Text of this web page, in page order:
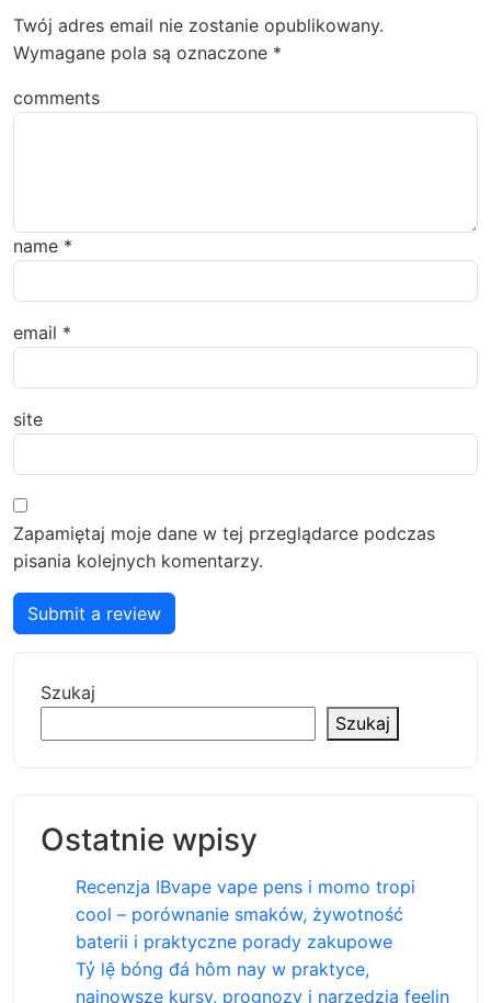
Twój adres email nie zostanie opublikowany.
Wymagane pola są oznaczone *
comments
name *
email *
site
Zapamiętaj moje dane w tej przeglądarce podczas
pisania kolejnych komentarzy.
Submit a review
Szukaj
Szukaj
Ostatnie wpisy
Recenzja IBvape vape pens i momo tropi
cool – porównanie smaków, żywotność
baterii i praktyczne porady zakupowe
Tỷ lệ bóng đá hôm nay w praktyce,
najnowsze kursy, prognozy i narzędzia feelin